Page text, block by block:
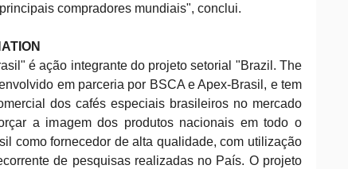
compradores mundiais", conclui.
é ação integrante do projeto setorial "Brazil. The
em parceria por BSCA e Apex-Brasil, e tem
dos cafés especiais brasileiros no mercado
a imagem dos produtos nacionais em todo o
como fornecedor de alta qualidade, com utilização
de pesquisas realizadas no País. O projeto